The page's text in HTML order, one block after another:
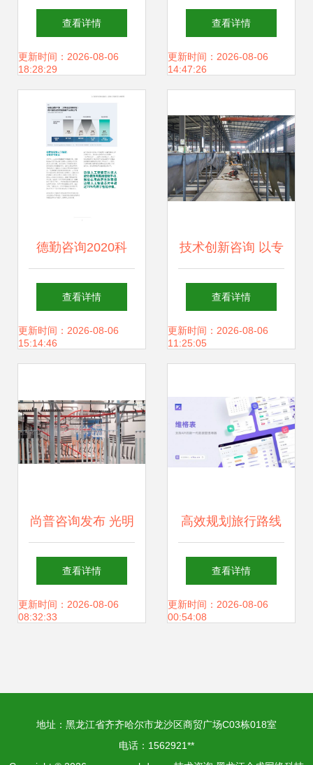
菌粉OEM代加工？
从质检到交货全程
答疑式工具包\n──
一份适用于1-10g
袋装固体饮料的小
查看详情
更新时间：2026-08-06
18:28:29
重磅车型解析与技
术趋势洞察
查看详情
更新时间：2026-08-06
14:47:26
德勤咨询2020科
技、传媒和电信行
业预测报告 技术咨
来趋势
查看详情
更新时间：2026-08-06
15:14:46
技术创新咨询 以专
业视角赋能行业发
展
查看详情
更新时间：2026-08-06
11:25:05
尚普咨询发布 光明
园迪连续3年领跑
儿童桌椅中高端市
查看详情
更新时间：2026-08-06
08:32:33
高效规划旅行路线
的工具软件推荐
vika维格表助你轻
查看详情
更新时间：2026-08-06
00:54:08
地址：黑龙江省齐齐哈尔市龙沙区商贸广场C03栋018室
电话：1562921**